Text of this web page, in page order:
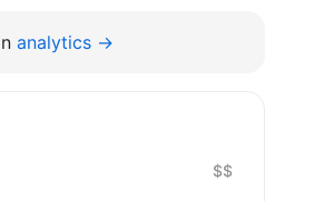
analytics →
$$